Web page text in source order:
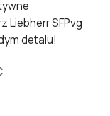
Liebherr SFPvg
detalu!